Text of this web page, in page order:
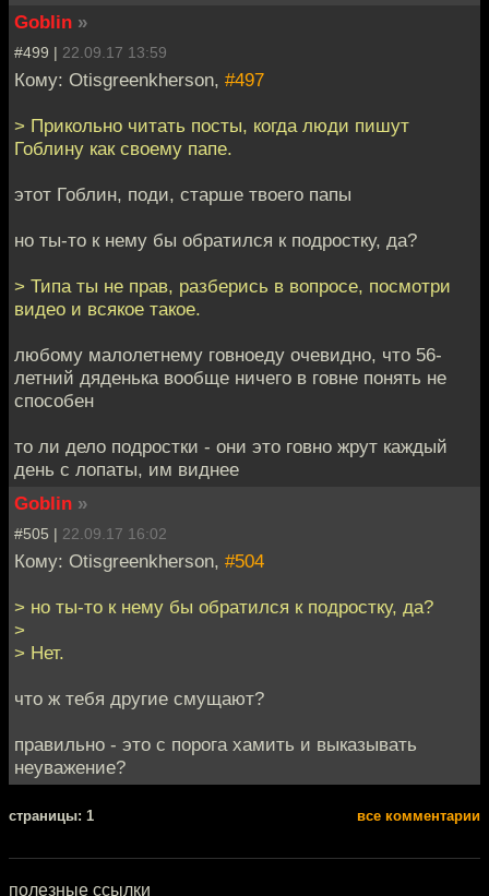
Goblin »
#499 | 22.09.17 13:59
Кому: Otisgreenkherson, #497
> Прикольно читать посты, когда люди пишут
Гоблину как своему папе.
этот Гоблин, поди, старше твоего папы
но ты-то к нему бы обратился к подростку, да?
> Типа ты не прав, разберись в вопросе, посмотри
видео и всякое такое.
любому малолетнему говноеду очевидно, что 56-
летний дяденька вообще ничего в говне понять не
способен
то ли дело подростки - они это говно жрут каждый
день с лопаты, им виднее
Goblin »
#505 | 22.09.17 16:02
Кому: Otisgreenkherson, #504
> но ты-то к нему бы обратился к подростку, да?
>
> Нет.
что ж тебя другие смущают?
правильно - это с порога хамить и выказывать
неуважение?
cтраницы: 1 все комментарии
полезные ссылки